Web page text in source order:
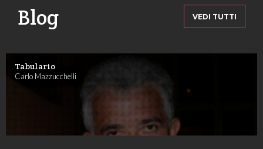
Blog VEDI TUTTI
Tabulario
Carlo Mazzucchelli